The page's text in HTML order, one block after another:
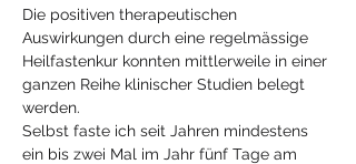
Die positiven therapeutischen
Auswirkungen durch eine regelmässige
Heilfastenkur konnten mittlerweile in einer
ganzen Reihe klinischer Studien belegt
werden.
Selbst faste ich seit Jahren mindestens
ein bis zwei Mal im Jahr fünf Tage am